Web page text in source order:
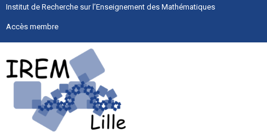
Institut de Recherche sur l’Enseignement des Mathématiques
Accès membre